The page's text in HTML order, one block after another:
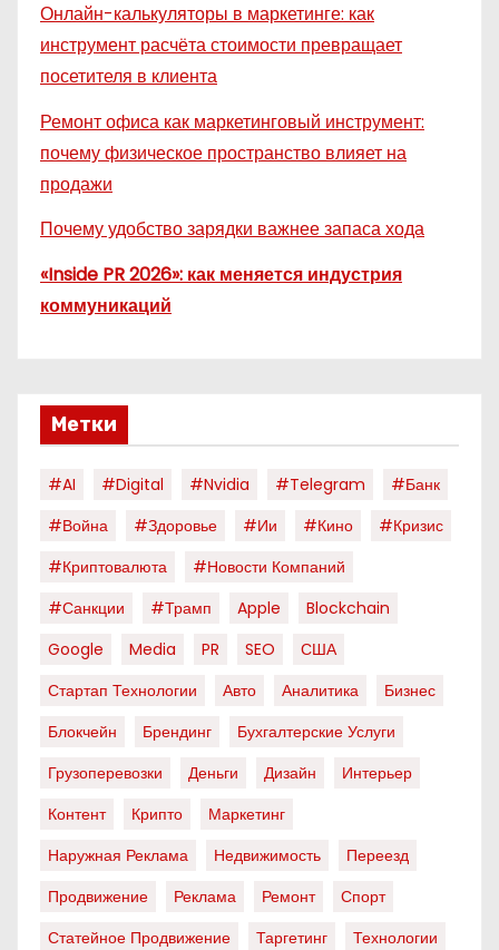
Онлайн-калькуляторы в маркетинге: как
инструмент расчёта стоимости превращает
посетителя в клиента
Ремонт офиса как маркетинговый инструмент:
почему физическое пространство влияет на
продажи
Почему удобство зарядки важнее запаса хода
«Inside PR 2026»: как меняется индустрия
коммуникаций
Метки
#AI #digital #nvidia #telegram
#банк
#война
#здоровье #ии #кино
#кризис
#криптовалюта
#новости Компаний
#санкции
#трамп Apple
Blockchain
Google
Media PR SEO
США
Стартап Технологии
Авто Аналитика
Бизнес
Блокчейн
Брендинг
Бухгалтерские Услуги
Грузоперевозки
Деньги Дизайн
Интерьер
Контент
Крипто
Маркетинг
Наружная Реклама
Недвижимость
Переезд
Продвижение
Реклама Ремонт
Спорт
Статейное Продвижение
Таргетинг Технологии